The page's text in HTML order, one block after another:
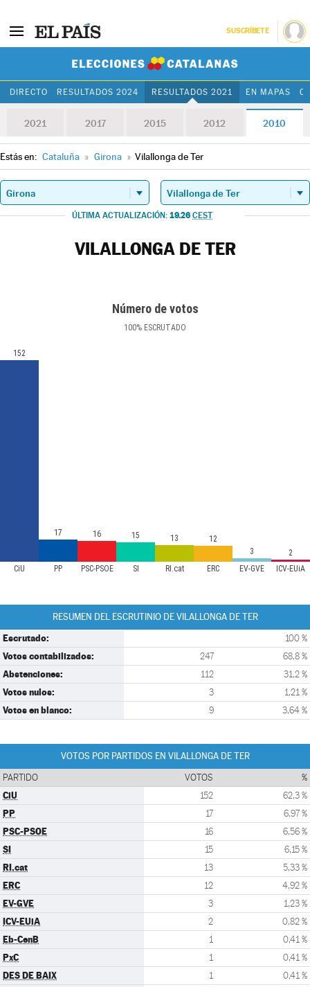
SUSCRÍBETE
DIRECTO RESULTADOS 2024 RESULTADOS 2021 EN MAPAS
2021 2017 2015 2012 2010
Estás en: Cataluña » Girona » Vilallonga de Ter
ÚLTIMA ACTUALIZACIÓN: 19.26 CEST
VILALLONGA DE TER
Número de votos
100% ESCRUTADO
CiU PP PSC-PSOE SI RI.cat ERC EV-GVE ICV-EUiA
152
17 16 15 13
12
3
2
RESUMEN DEL ESCRUTINIO DE VILALLONGA DE TER
Escrutado: 100 %
Votos contabilizados: 247 68,8 %
Abstenciones: 112 31,2 %
Votos nulos: 3 1,21 %
Votos en blanco: 9 3,64 %
VOTOS POR PARTIDOS EN VILALLONGA DE TER
PARTIDO VOTOS %
CiU 152 62,3 %
PP 17 6,97 %
PSC-PSOE 16 6,56 %
SI 15 6,15 %
RI.cat 13 5,33 %
ERC 12 4,92 %
EV-GVE 3 1,23 %
ICV-EUiA 2 0,82 %
Eb-CenB 1 0,41 %
PxC 1 0,41 %
DES DE BAIX 1 0,41 %